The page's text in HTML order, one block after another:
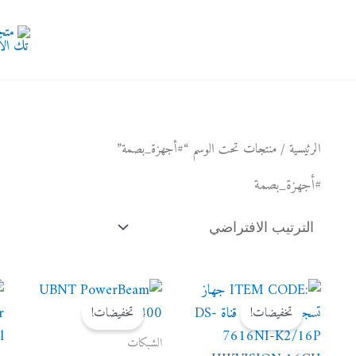
الرئيسية / منتجات تحت الوسم “#أجهزة_بصمة”
#أجهزة_بصمة
تخفيضات!
السعر
الأصلي
هو:
205 $.
السعر
الحالي
هو:
200 $.
تخفيضات!
الشبكات
السعر
الأصلي
هو:
85 $.
السعر
الحالي
هو:
83 $.